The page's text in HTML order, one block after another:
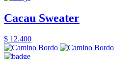
Cacau Sweater
$ 12.400